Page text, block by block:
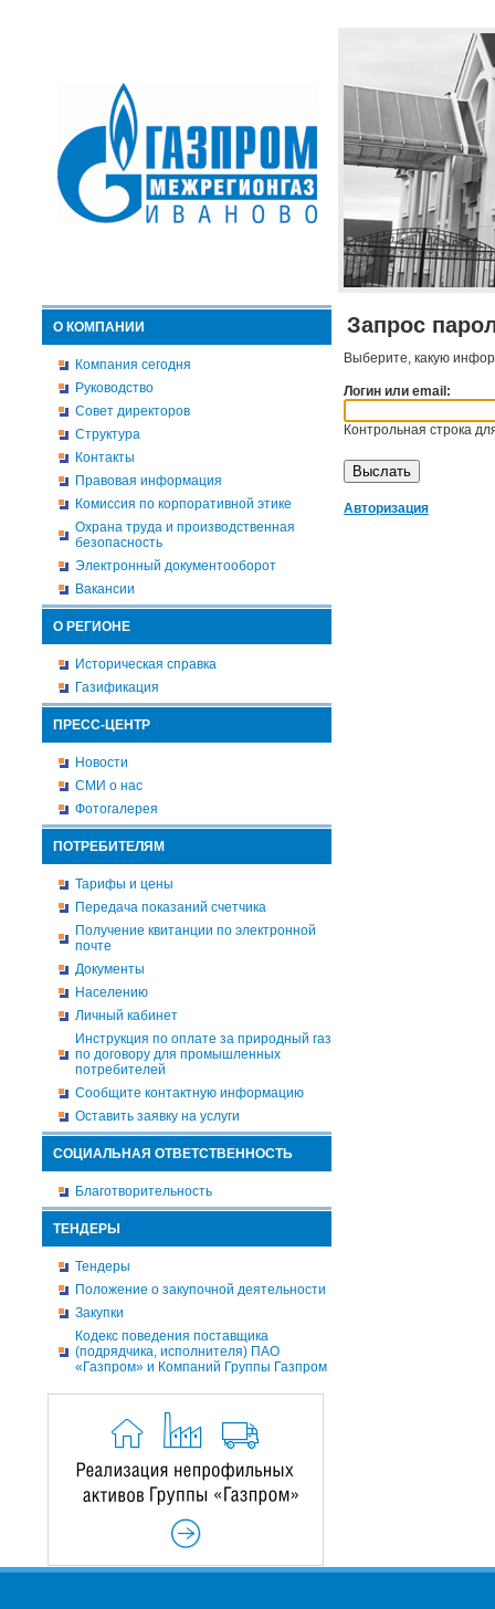
О КОМПАНИИ
Компания сегодня
Руководство
Совет директоров
Структура
Контакты
Правовая информация
Комиссия по корпоративной этике
Охрана труда и производственная
безопасность
Электронный документооборот
Вакансии
О РЕГИОНЕ
Историческая справка
Газификация
ПРЕСС-ЦЕНТР
Новости
СМИ о нас
Фотогалерея
ПОТРЕБИТЕЛЯМ
Тарифы и цены
Передача показаний счетчика
Получение квитанции по электронной
почте
Документы
Населению
Личный кабинет
Инструкция по оплате за природный газ
по договору для промышленных
потребителей
Сообщите контактную информацию
Оставить заявку на услуги
СОЦИАЛЬНАЯ ОТВЕТСТВЕННОСТЬ
Благотворительность
ТЕНДЕРЫ
Тендеры
Положение о закупочной деятельности
Закупки
Кодекс поведения поставщика
(подрядчика, исполнителя) ПАО
«Газпром» и Компаний Группы Газпром
Запрос
Выберите, какую
Логин или email:
Контрольная строка
Авторизация